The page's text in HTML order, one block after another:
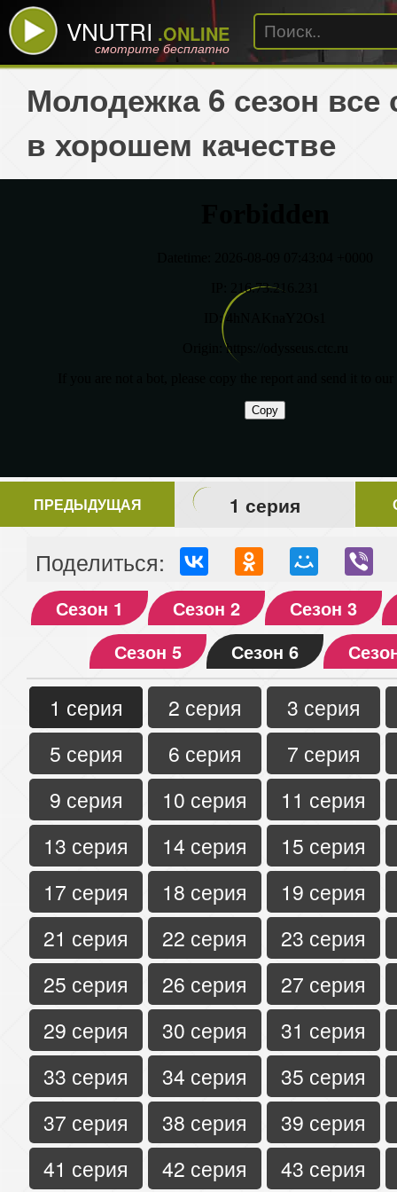
VNUTRI .ONLINE
смотрите бесплатно
Молодежка 6 сезон все
в хорошем качестве
ПРЕДЫДУЩАЯ 1 серия
Поделиться:
Сезон 1 Сезон 2
Сезон 3
Сезон 5
Сезон 6
1 серия 2 серия
3 серия
5 серия
6 серия
7 серия
9 серия
10 серия
11 серия
13 серия
14 серия
15 серия
17 серия
18 серия
19 серия
21 серия
22 серия
23 серия
25 серия
26 серия
27 серия
29 серия
30 серия
31 серия
33 серия
34 серия
35 серия
37 серия
38 серия
39 серия
41 серия
42 серия 43 серия